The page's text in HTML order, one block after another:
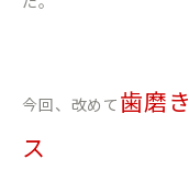
今回、改めて 歯磨き
ス